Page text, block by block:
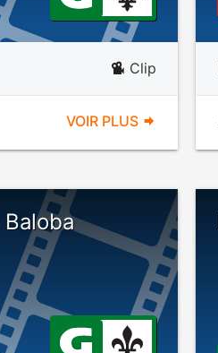
Clip
VOIR PLUS